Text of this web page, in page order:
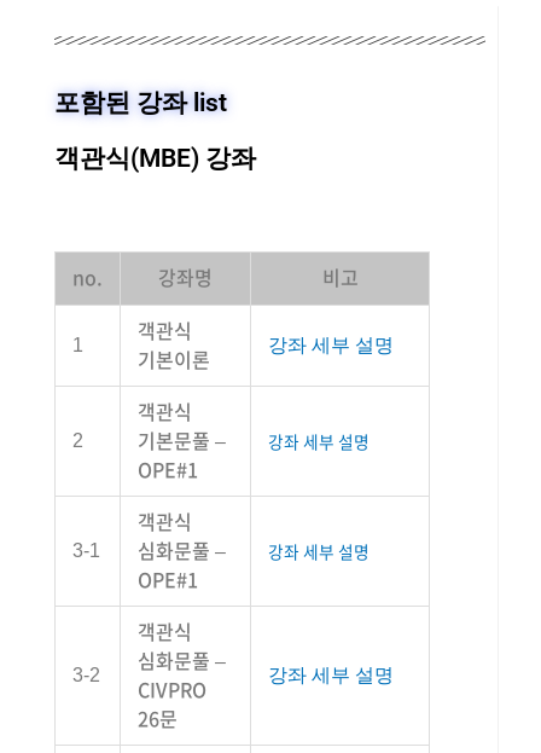
포함된 강좌 list
객관식(MBE) 강좌
no. 강좌명 비고
1
객관식
기본이론
강좌 세부 설명
2
객관식
기본문풀 –
OPE#1
강좌 세부 설명
3-1
객관식
심화문풀 –
OPE#1
강좌 세부 설명
3-2
객관식
심화문풀 –
CIVPRO
26문
강좌 세부 설명